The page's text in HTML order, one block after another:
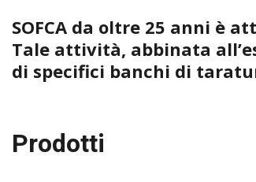
SOFCA da oltre 25 anni è
Tale attività, abbinata
di specifici banchi di
Prodotti